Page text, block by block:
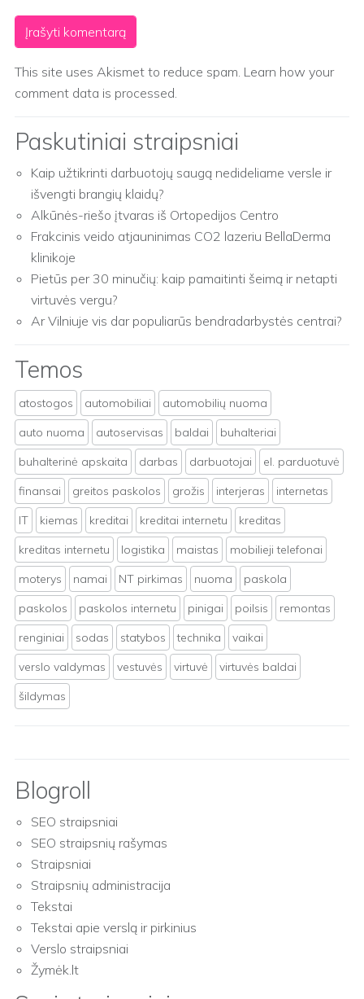
This site uses Akismet to reduce spam. Learn how your
comment data is processed.
Paskutiniai straipsniai
Kaip užtikrinti darbuotojų saugą nedideliame versle ir
išvengti brangių klaidų?
Alkūnės-riešo įtvaras iš Ortopedijos Centro
Frakcinis veido atjauninimas CO2 lazeriu BellaDerma
klinikoje
Pietūs per 30 minučių: kaip pamaitinti šeimą ir netapti
virtuvės vergu?
Ar Vilniuje vis dar populiarūs bendradarbystės centrai?
Temos
atostogos automobiliai
automobilių nuoma
auto nuoma
autoservisas baldai
buhalteriai
buhalterinė apskaita
darbas darbuotojai
el. parduotuvė
finansai
greitos paskolos grožis interjeras
internetas
IT
kiemas kreditai kreditai internetu
kreditas
kreditas internetu
logistika maistas
mobilieji telefonai
moterys
namai NT pirkimas nuoma
paskola
paskolos
paskolos internetu pinigai poilsis
remontas
renginiai
sodas statybos technika
vaikai
verslo valdymas
vestuvės virtuvė
virtuvės baldai
šildymas
Blogroll
SEO straipsniai
SEO straipsnių rašymas
Straipsniai
Straipsnių administracija
Tekstai
Tekstai apie verslą ir pirkinius
Verslo straipsniai
Žymėk.lt